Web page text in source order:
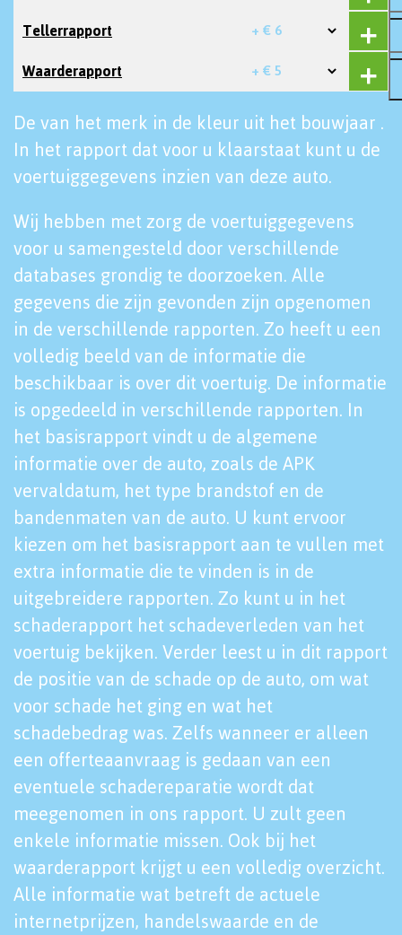
Tellerrapport + € 6
Waarderapport + € 5
De van het merk in de kleur uit het bouwjaar .
In het rapport dat voor u klaarstaat kunt u de
voertuiggegevens inzien van deze auto.
Wij hebben met zorg de voertuiggegevens
voor u samengesteld door verschillende
databases grondig te doorzoeken. Alle
gegevens die zijn gevonden zijn opgenomen
in de verschillende rapporten. Zo heeft u een
volledig beeld van de informatie die
beschikbaar is over dit voertuig. De informatie
is opgedeeld in verschillende rapporten. In
het basisrapport vindt u de algemene
informatie over de auto, zoals de APK
vervaldatum, het type brandstof en de
bandenmaten van de auto. U kunt ervoor
kiezen om het basisrapport aan te vullen met
extra informatie die te vinden is in de
uitgebreidere rapporten. Zo kunt u in het
schaderapport het schadeverleden van het
voertuig bekijken. Verder leest u in dit rapport
de positie van de schade op de auto, om wat
voor schade het ging en wat het
schadebedrag was. Zelfs wanneer er alleen
een offerteaanvraag is gedaan van een
eventuele schadereparatie wordt dat
meegenomen in ons rapport. U zult geen
enkele informatie missen. Ook bij het
waarderapport krijgt u een volledig overzicht.
Alle informatie wat betreft de actuele
internetprijzen, handelswaarde en de